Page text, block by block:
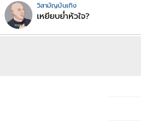
วิสามัญบันเทิง
เหยียบย่ำหัวใจ?